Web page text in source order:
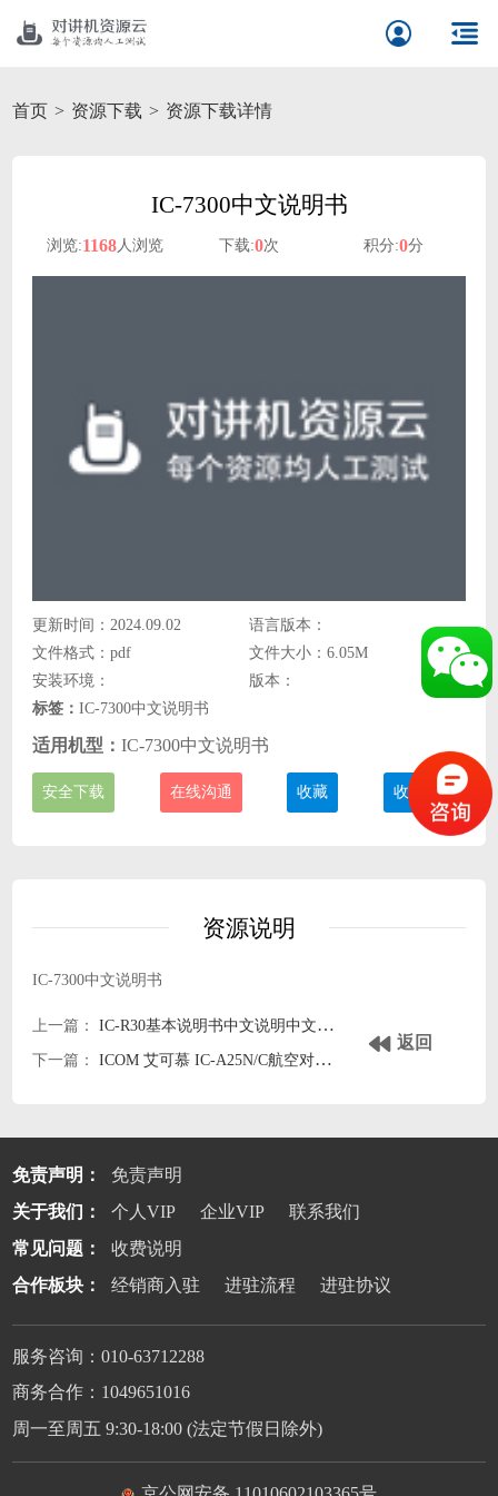
首页 资源下载 资源下载详情
IC-7300中文说明书
浏览:1168人浏览 下载:0次 积分:0分
更新时间：2024.09.02
语言版本：
文件格式：pdf
文件大小：6.05M
安装环境：
版本：
标签：IC-7300中文说明书
适用机型：IC-7300中文说明书
安全下载 在线沟通 收藏 收费说明
资源说明
IC-7300中文说明书
上一篇：
IC-R30基本说明书中文说明中文手册
下一篇：
ICOM 艾可慕 IC-A25N/C航空对讲机中文基本说明书
返回
免责声明：
免责声明
关于我们：
个人VIP 企业VIP
联系我们
常见问题：
收费说明
合作板块：
经销商入驻 进驻流程 进驻协议
服务咨询：010-63712288
商务合作：1049651016
周一至周五 9:30-18:00 (法定节假日除外)